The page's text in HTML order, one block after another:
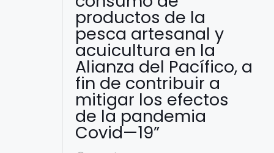
productos de la
pesca artesanal y
acuicultura en la
Alianza del Pacífico, a
fin de contribuir a
mitigar los efectos
de la pandemia
Covid—19”